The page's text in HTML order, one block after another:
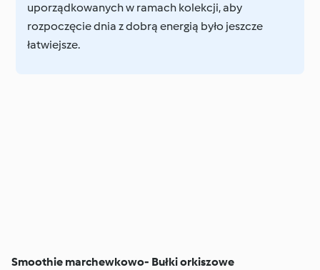
uporządkowanych w ramach kolekcji, aby
rozpoczęcie dnia z dobrą energią było jeszcze
łatwiejsze.
Smoothie marchewkowo- Bułki orkiszowe